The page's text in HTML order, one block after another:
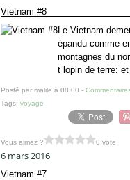
Vietnam #8
Le Vietnam
épandu comme
montagnes du
t lopin de terre:
Posté par malile à 08:00 -
Tags: voyage
Vous aimez ? 0 vote
6 mars 2016
Vietnam #7